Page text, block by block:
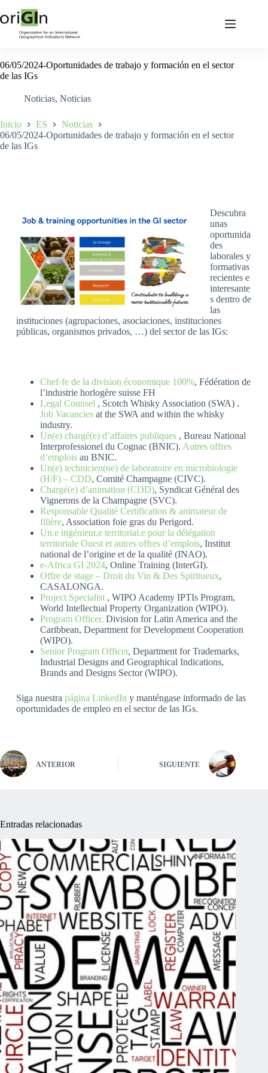
06/05/2024-Oportunidades de trabajo y formación en el sector
de las IGs
Noticias, Noticias
Inicio ES
Noticias
06/05/2024-Oportunidades de trabajo y formación en el sector
de las IGs
Descubra
unas
oportunida
des
laborales y
formativas
recientes e
interesante
s dentro de
las
instituciones (agrupaciones, asociaciones, instituciones
públicas, organismos privados, …) del sector de las IGs:
Chef·fe de la division économique 100%, Fédération de
l’industrie horlogère suisse FH
Legal Counsel , Scotch Whisky Association (SWA) .
Job Vacanciesat the SWA and within the whisky
industry.
Un(e) chargé(e) d’affaires publiques, Bureau National
Interprofessionel du Cognac (BNIC). Autres offres
d’emploisau BNIC.
Un(e) technicien(ne) de laboratoire en microbiologie
(H/F) – CDD, Comité Champagne (CIVC).
Chargé(e) d’animation (CDD), Syndicat Général des
Vignerons de la Champagne (SVC).
Responsable Qualité Certification & animateur de
filière, Association foie gras du Perigord.
Un.e ingénieur.e territorial.e pour la délégation
territoriale Ouest et autres offres d’emplois, Institut
national de l’origine et de la qualité (INAO).
e-Africa GI 2024, Online Training (InterGI).
Offre de stage – Droit du Vin & Des Spiritueux,
CASALONGA.
Project Specialist, WIPO Academy IPTIs Program,
World Intellectual Property Organization (WIPO).
Program Officer, Division for Latin America and the
Caribbean, Department for Development Cooperation
(WIPO).
Senior Program Officer, Department for Trademarks,
Industrial Designs and Geographical Indications,
Brands and Designs Sector (WIPO).
Siga nuestra página LinkedIn y manténgase informado de las
oportunidades de empleo en el sector de las IGs.
ANTERIOR SIGUIENTE
Entradas relacionadas